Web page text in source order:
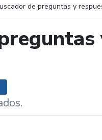
de preguntas y
opciones de búsqueda